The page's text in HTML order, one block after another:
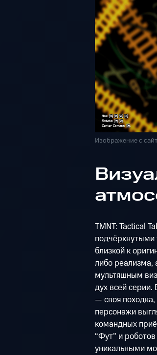
Изображение с
TMNT: Tactical
близкой к
либо реализма,
мультяшным
дух всей
— своя
персонажи
командных
“Фут” и
уникальными